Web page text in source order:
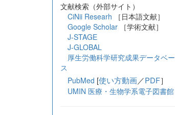
文献検索（外部サイト）
CiNii Researh ［日本語文献］
Google Scholar
［学術文献］
J-STAGE
J-GLOBAL
厚生労働科学研究成果データベー
ス
PubMed [使い方動画／PDF］
UMIN 医療・生物学系電子図書館